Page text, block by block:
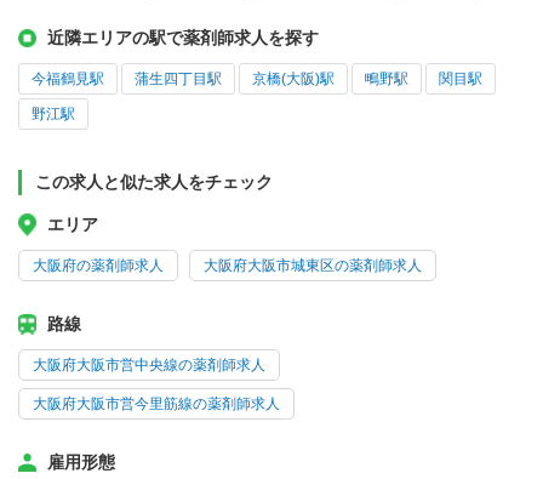
近隣エリアの駅で薬剤師求人を探す
今福鶴見駅 蒲生四丁目駅 京橋(大阪)駅 鴫野駅 関目駅
野江駅
この求人と似た求人をチェック
エリア
大阪府の薬剤師求人 大阪府大阪市城東区の薬剤師求人
路線
大阪府大阪市営中央線の薬剤師求人
大阪府大阪市営今里筋線の薬剤師求人
雇用形態